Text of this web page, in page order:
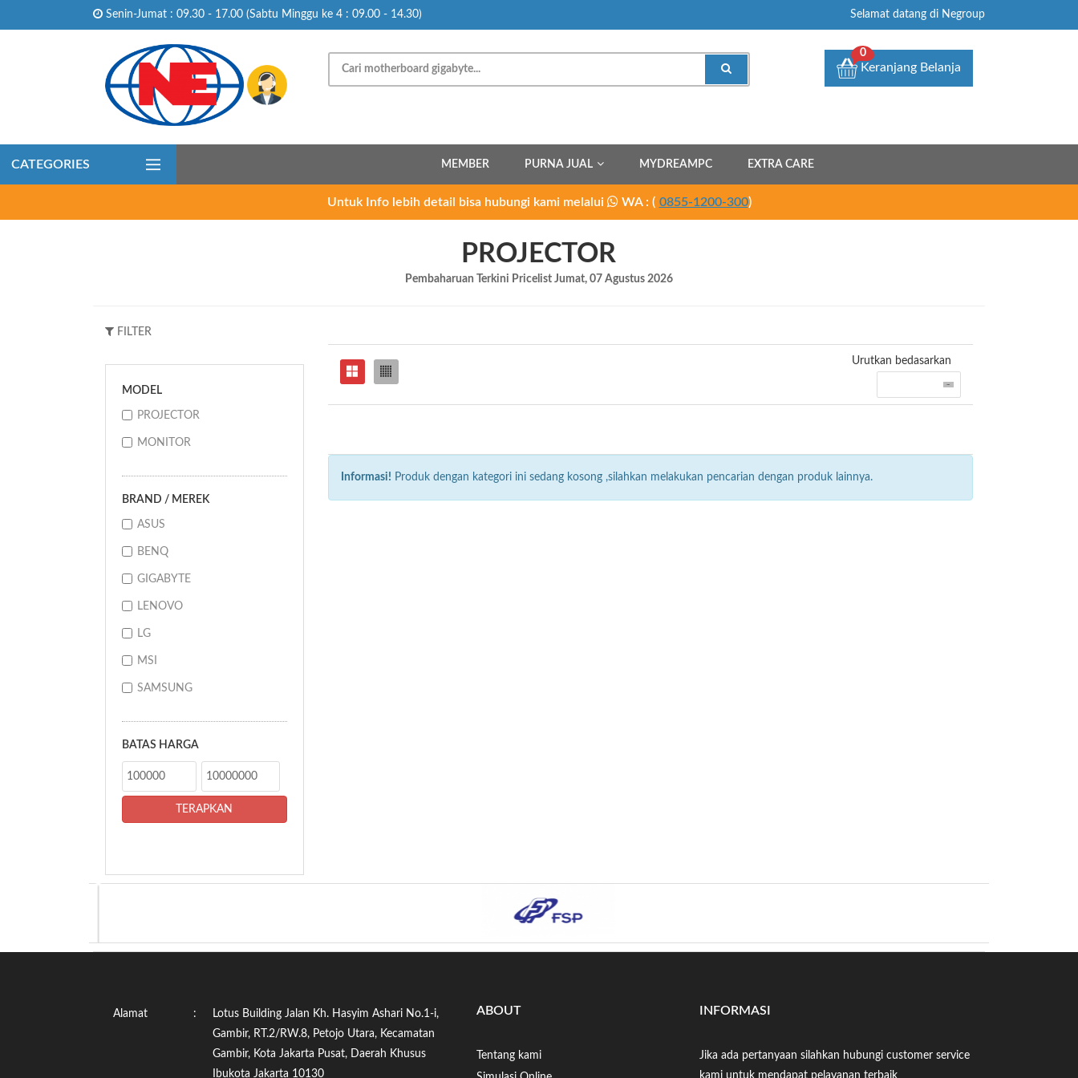
Senin-Jumat : 09.30 - 17.00 (Sabtu Minggu ke 4 : 09.00 - 14.30) Selamat datang di Negroup
Keranjang Belanja
0
CATEGORIES MEMBER PURNA JUAL MYDREAMPC EXTRA CARE
Untuk Info lebih detail bisa hubungi kami melalui WA : ( 0855-1200-300)
PROJECTOR
Pembaharuan Terkini Pricelist Jumat, 07 Agustus 2026
FILTER
MODEL
PROJECTOR
MONITOR
BRAND / MEREK
ASUS
BENQ
GIGABYTE
LENOVO
LG
MSI
SAMSUNG
BATAS HARGA
Urutkan bedasarkan
Informasi! Produk dengan kategori ini sedang kosong ,silahkan melakukan pencarian dengan produk lainnya.
Alamat :
Lotus Building Jalan Kh. Hasyim Ashari No.1-i,
Gambir, RT.2/RW.8, Petojo Utara, Kecamatan
Gambir, Kota Jakarta Pusat, Daerah Khusus
Ibukota Jakarta 10130
ABOUT
Tentang kami
INFORMASI
Jika ada pertanyaan silahkan hubungi customer service
kami untuk mendapat pelayanan terbaik